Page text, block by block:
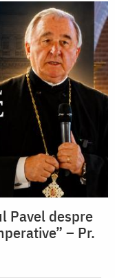
Pavel despre
– Pr.